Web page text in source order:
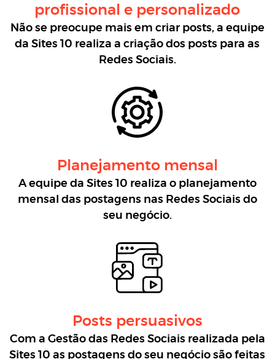
profissional e personalizado
Não se preocupe mais em criar posts, a equipe
da Sites 10 realiza a criação dos posts para as
Redes Sociais.
Planejamento mensal
A equipe da Sites 10 realiza o planejamento
mensal das postagens nas Redes Sociais do
seu negócio.
Posts persuasivos
Com a Gestão das Redes Sociais realizada pela
Sites 10 as postagens do seu negócio são feitas